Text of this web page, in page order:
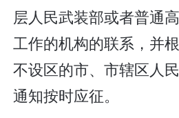
层人民武装部或者普通
工作的机构的联系，并
不设区的市、市辖区人
通知按时应征。